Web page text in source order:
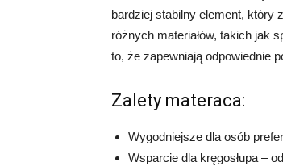
bardziej stabilny element, który
różnych materiałów, takich jak
to, że zapewniają odpowiednie
Zalety materaca:
Wygodniejsze dla osób
Wsparcie dla kręgosłupa –